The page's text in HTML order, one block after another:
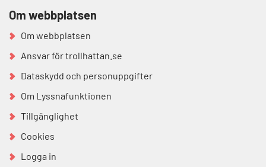
Om webbplatsen
Om webbplatsen
Ansvar för trollhattan.se
Dataskydd och personuppgifter
Om Lyssnafunktionen
Tillgänglighet
Cookies
Logga in